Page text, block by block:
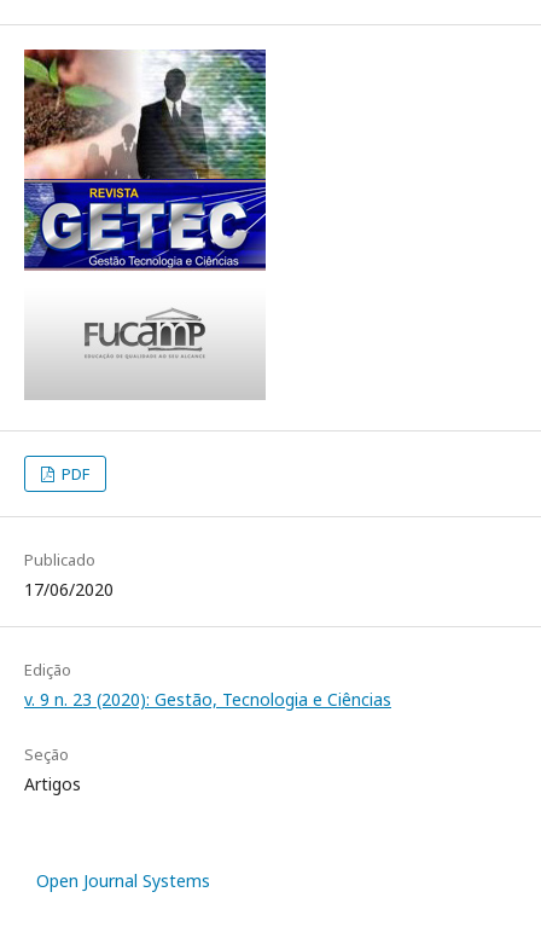
PDF
Publicado
17/06/2020
Edição
v. 9 n. 23 (2020): Gestão, Tecnologia e Ciências
Seção
Artigos
Open Journal Systems